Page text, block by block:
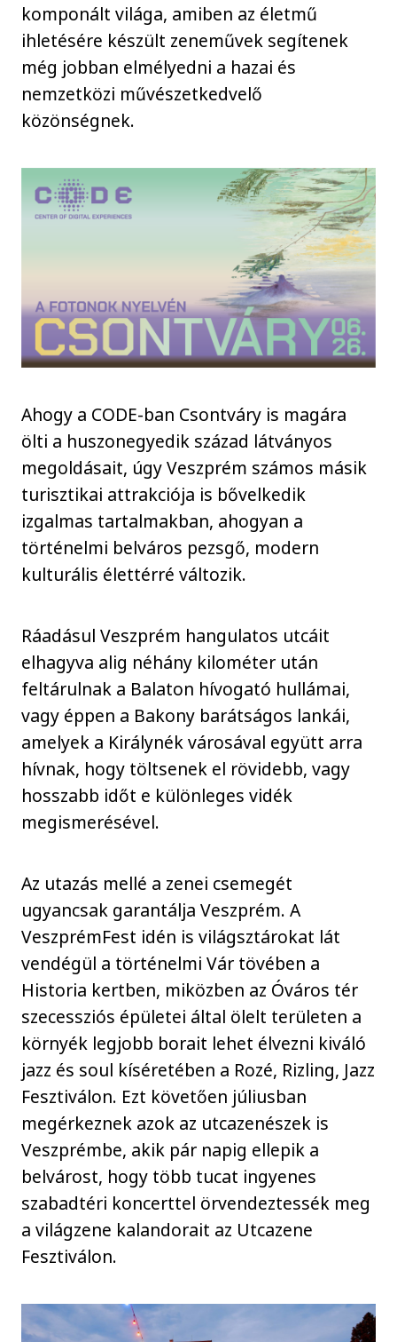
komponált világa, amiben az életmű
ihletésére készült zeneművek segítenek
még jobban elmélyedni a hazai és
nemzetközi művészetkedvelő
közönségnek.
Ahogy a CODE-ban Csontváry is magára
ölti a huszonegyedik század látványos
megoldásait, úgy Veszprém számos másik
turisztikai attrakciója is bővelkedik
izgalmas tartalmakban, ahogyan a
történelmi belváros pezsgő, modern
kulturális élettérré változik.
Ráadásul Veszprém hangulatos utcáit
elhagyva alig néhány kilométer után
feltárulnak a Balaton hívogató hullámai,
vagy éppen a Bakony barátságos lankái,
amelyek a Királynék városával együtt arra
hívnak, hogy töltsenek el rövidebb, vagy
hosszabb időt e különleges vidék
megismerésével.
Az utazás mellé a zenei csemegét
ugyancsak garantálja Veszprém. A
VeszprémFest idén is világsztárokat lát
vendégül a történelmi Vár tövében a
Historia kertben, miközben az Óváros tér
szecessziós épületei által ölelt területen a
környék legjobb borait lehet élvezni kiváló
jazz és soul kíséretében a Rozé, Rizling, Jazz
Fesztiválon. Ezt követően júliusban
megérkeznek azok az utcazenészek is
Veszprémbe, akik pár napig ellepik a
belvárost, hogy több tucat ingyenes
szabadtéri koncerttel örvendeztessék meg
a világzene kalandorait az Utcazene
Fesztiválon.